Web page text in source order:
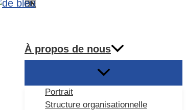
Aller
DE
EN
ES
FR
À propos de nous
Portrait
Structure organisationnelle